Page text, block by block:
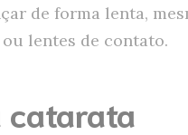
de forma lenta,
lentes de contato.
catarata